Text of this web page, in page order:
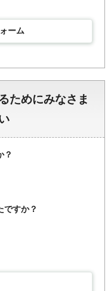
ーム
ためにみなさま
？
ですか？